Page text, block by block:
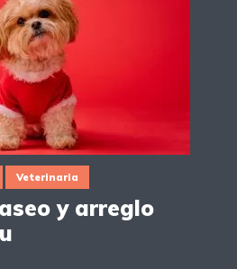
Veterinaria
y arreglo